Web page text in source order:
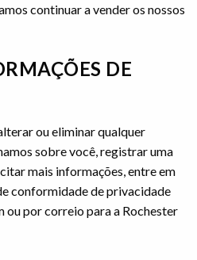
continuar a vender os nossos
DE
ou eliminar qualquer
sobre você, registrar uma
mais informações, entre em
conformidade de privacidade
por correio para a Rochester